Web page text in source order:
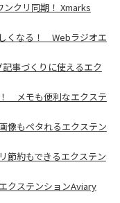
クリ同期！ Xmarks
くなる！ Webラジオエ
事づくりに使えるエク
メモも便利なエクステ
像もペタれるエクステン
約もできるエクステン
クステンションAviary